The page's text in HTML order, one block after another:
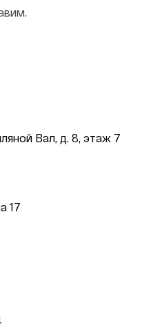
Вал, д. 8, этаж 7
17